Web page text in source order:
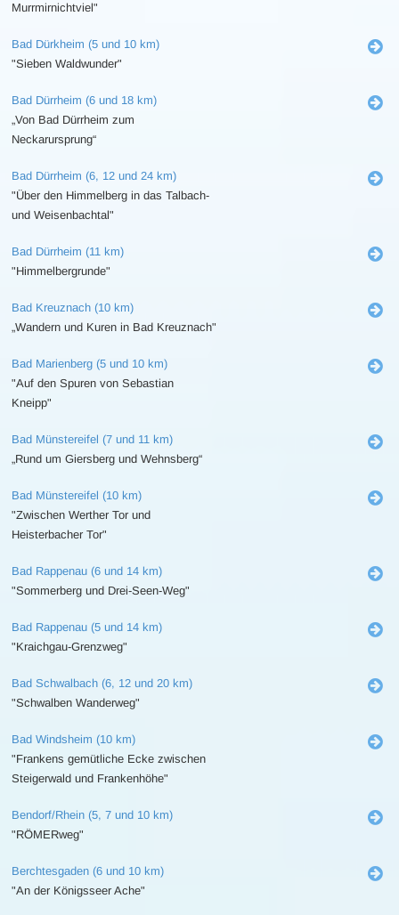
Murrmirnichtviel"
Bad Dürkheim (5 und 10 km)
"Sieben Waldwunder"
Bad Dürrheim (6 und 18 km)
„Von Bad Dürrheim zum
Neckarursprung“
Bad Dürrheim (6, 12 und 24 km)
"Über den Himmelberg in das Talbach-
und Weisenbachtal"
Bad Dürrheim (11 km)
"Himmelbergrunde"
Bad Kreuznach (10 km)
„Wandern und Kuren in Bad Kreuznach"
Bad Marienberg (5 und 10 km)
"Auf den Spuren von Sebastian
Kneipp"
Bad Münstereifel (7 und 11 km)
„Rund um Giersberg und Wehnsberg“
Bad Münstereifel (10 km)
"Zwischen Werther Tor und
Heisterbacher Tor"
Bad Rappenau (6 und 14 km)
"Sommerberg und Drei-Seen-Weg"
Bad Rappenau (5 und 14 km)
"Kraichgau-Grenzweg"
Bad Schwalbach (6, 12 und 20 km)
"Schwalben Wanderweg"
Bad Windsheim (10 km)
"Frankens gemütliche Ecke zwischen
Steigerwald und Frankenhöhe"
Bendorf/Rhein (5, 7 und 10 km)
"RÖMERweg"
Berchtesgaden (6 und 10 km)
"An der Königsseer Ache"